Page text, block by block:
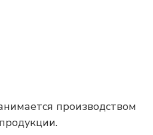
производством